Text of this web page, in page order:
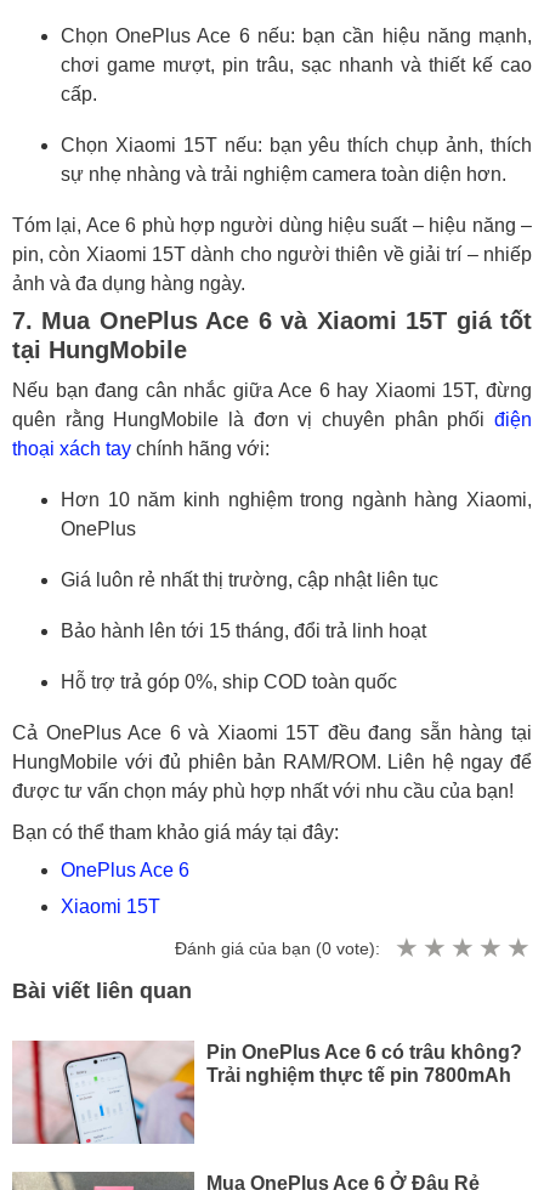
Chọn OnePlus Ace 6 nếu: bạn cần hiệu năng mạnh,
chơi game mượt, pin trâu, sạc nhanh và thiết kế cao
cấp.
Chọn Xiaomi 15T nếu: bạn yêu thích chụp ảnh, thích
sự nhẹ nhàng và trải nghiệm camera toàn diện hơn.
Tóm lại, Ace 6 phù hợp người dùng hiệu suất – hiệu năng –
pin, còn Xiaomi 15T dành cho người thiên về giải trí – nhiếp
ảnh và đa dụng hàng ngày.
7. Mua OnePlus Ace 6 và Xiaomi 15T giá tốt
tại HungMobile
Nếu bạn đang cân nhắc giữa Ace 6 hay Xiaomi 15T, đừng
quên rằng HungMobile là đơn vị chuyên phân phối điện
thoại xách tay chính hãng với:
Hơn 10 năm kinh nghiệm trong ngành hàng Xiaomi,
OnePlus
Giá luôn rẻ nhất thị trường, cập nhật liên tục
Bảo hành lên tới 15 tháng, đổi trả linh hoạt
Hỗ trợ trả góp 0%, ship COD toàn quốc
Cả OnePlus Ace 6 và Xiaomi 15T đều đang sẵn hàng tại
HungMobile với đủ phiên bản RAM/ROM. Liên hệ ngay để
được tư vấn chọn máy phù hợp nhất với nhu cầu của bạn!
Bạn có thể tham khảo giá máy tại đây:
OnePlus Ace 6
Xiaomi 15T
Đánh giá của bạn (0 vote):
Bài viết liên quan
Pin OnePlus Ace 6 có trâu không?
Trải nghiệm thực tế pin 7800mAh
Mua OnePlus Ace 6 Ở Đâu Rẻ